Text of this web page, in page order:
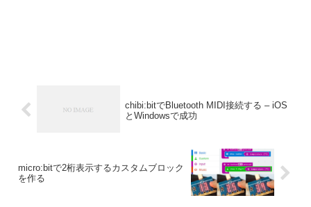
chibi:bitでBluetooth MIDI接続する – iOS
とWindowsで成功
micro:bitで2桁表示するカスタムブロック
を作る